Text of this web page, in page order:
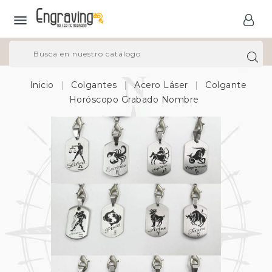

Inicio Colgantes Acero Láser
Colgante
Horóscopo Grabado Nombre